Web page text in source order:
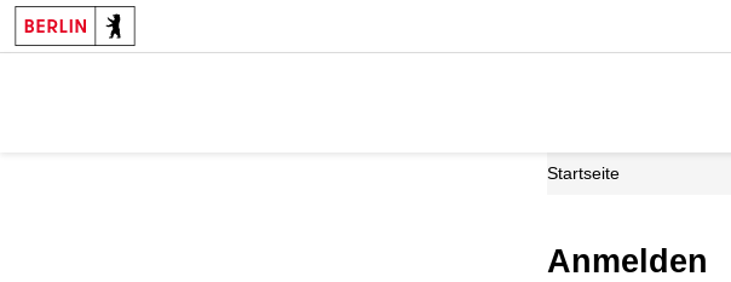
Startseite
Anmelden